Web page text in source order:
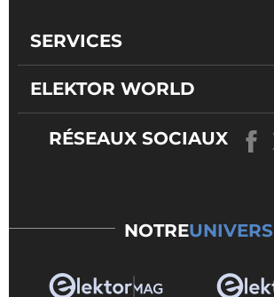
SERVICES
ELEKTOR WORLD
RÉSEAUX SOCIAUX
NOTREUNIVERS